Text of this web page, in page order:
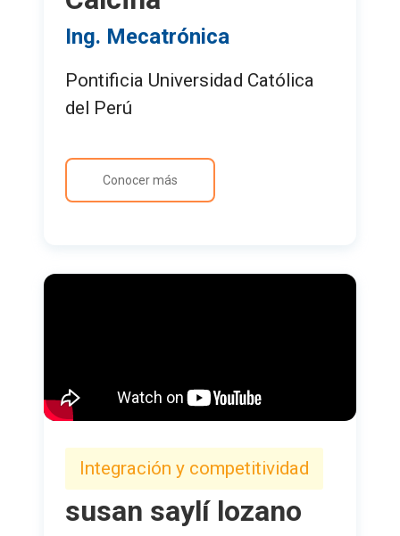
Ing. Mecatrónica
Pontificia Universidad Católica
del Perú
Conocer más
Integración y competitividad
susan saylí lozano